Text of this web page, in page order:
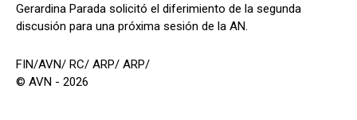
Gerardina Parada solicitó el diferimiento de la segunda
discusión para una próxima sesión de la AN.
FIN/AVN/ RC/ ARP/ ARP/
© AVN - 2026